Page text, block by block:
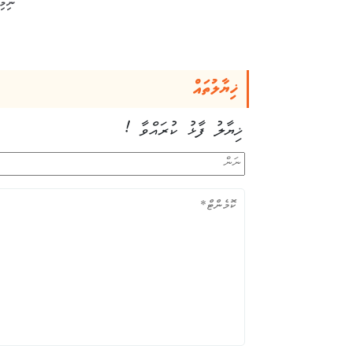
ޚިޔާލުތައް
ޚިޔާލު ފާޅު ކުރައްވާ !